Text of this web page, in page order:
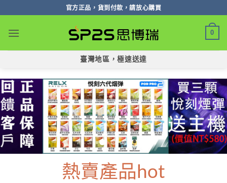
轉
官方正品，貨到付款，請放心購買
0
臺灣地區，極速送達
熱賣產品hot